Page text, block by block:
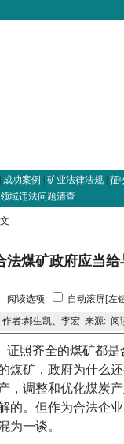
成功案例 矿业法律法规 征
域违法问题清查
法煤矿政府应当
阅读选项:
自动滚屏[左
作者:郝生凯、李宏 来源: 阅
证照齐全的煤矿都
煤矿，政府为什么
，调整和优化煤炭
的。但作为合法企
为一谈。